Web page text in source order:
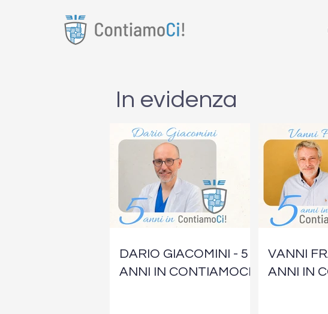
In evidenza
DARIO GIACOMINI - 5
ANNI IN CONTIAMOCI!
VANNI
ANNI IN